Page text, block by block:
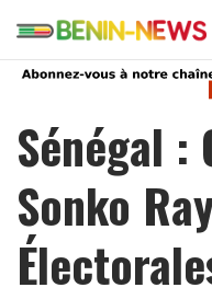
Sénégal :
Sonko